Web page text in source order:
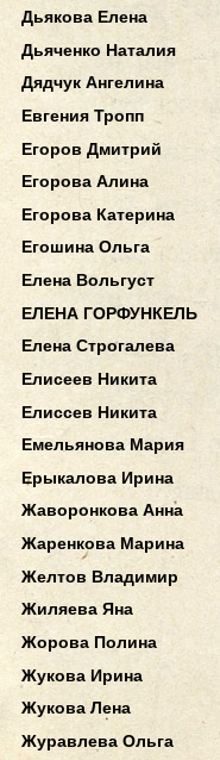
Дьякова Елена
Дьяченко Наталия
Дядчук Ангелина
Евгения Тропп
Егоров Дмитрий
Егорова Алина
Егорова Катерина
Егошина Ольга
Елена Вольгуст
ЕЛЕНА ГОРФУНКЕЛЬ
Елена Строгалева
Елисеев Никита
Елиссев Никита
Емельянова Мария
Ерыкалова Ирина
Жаворонкова Анна
Жаренкова Марина
Желтов Владимир
Жиляева Яна
Жорова Полина
Жукова Ирина
Жукова Лена
Журавлева Ольга